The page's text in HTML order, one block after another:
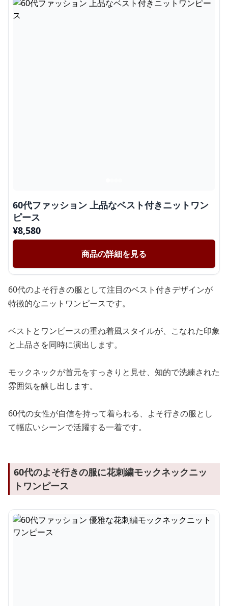
60代ファッション 上品なベスト付きニットワン
ピース
¥8,580
商品の詳細を見る
60代のよそ行きの服として注目のベスト付きデザインが
特徴的なニットワンピースです。
ベストとワンピースの重ね着風スタイルが、こなれた印象
と上品さを同時に演出します。
モックネックが首元をすっきりと見せ、知的で洗練された
雰囲気を醸し出します。
60代の女性が自信を持って着られる、よそ行きの服とし
て幅広いシーンで活躍する一着です。
60代のよそ行きの服に花刺繍モックネックニッ
トワンピース